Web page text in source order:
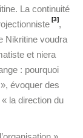
La continuité
[3],
Nikritine voudra
et niera
: pourquoi
évoquer des
la direction du